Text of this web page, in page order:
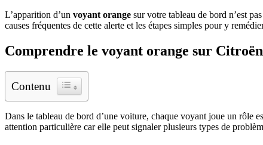
L’apparition d’un voyant orange sur votre tableau de bord n’est
causes fréquentes de cette alerte et les étapes simples pour y
Comprendre le voyant orange sur
Contenu
Dans le tableau de bord d’une voiture, chaque voyant joue un rôle
attention particulière car elle peut signaler plusieurs types de